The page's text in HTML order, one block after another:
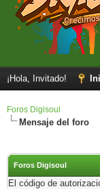
¡Hola, Invitado!
Foros Digisoul
Mensaje del foro
Foros Digisoul
El código de